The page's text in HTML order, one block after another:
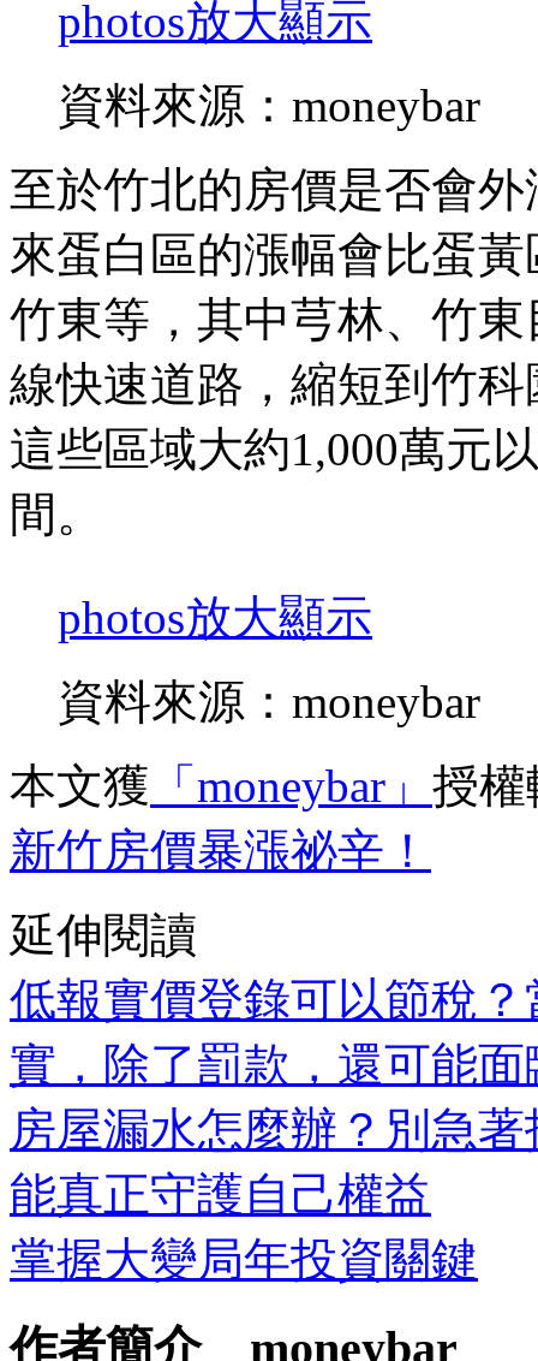
photos放大顯示
資料來源：moneybar
至於竹北的房價是否會
來蛋白區的漲幅會比蛋
竹東等，其中芎林、竹
線快速道路，縮短到竹
這些區域大約1,000萬元
間。
photos放大顯示
資料來源：moneybar
本文獲 「moneybar」 授權
新竹房價暴漲祕辛！
延伸閱讀
低報實價登錄可以節稅
實，除了罰款，還可能
房屋漏水怎麼辦？別急
能真正守護自己權益
掌握大變局年投資關鍵
作者簡介＿moneybar